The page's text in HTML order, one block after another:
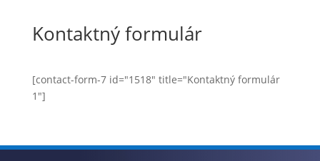
Kontaktný formulár
[contact-form-7 id="1518" title="Kontaktný formulár
1"]